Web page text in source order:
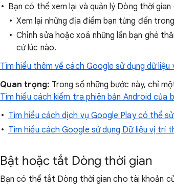
Bạn có thể xem lại và quản lý Dòng thời
Xem lại những địa điểm bạn từng đến trong
Chỉnh sửa hoặc xoá những lần bạn ghé
cứ lúc nào.
Tìm hiểu thêm về cách Google sử dụng dữ liệu
Quan trọng: Trong số những bước này, chỉ
Tìm hiểu cách kiểm tra phiên bản Android của
Tìm hiểu cách dịch vụ Google Play có thể
Tìm hiểu cách Google sử dụng Dữ liệu vị trí
Bật hoặc tắt Dòng thời gian
Bạn có thể tắt Dòng thời gian cho tài khoản